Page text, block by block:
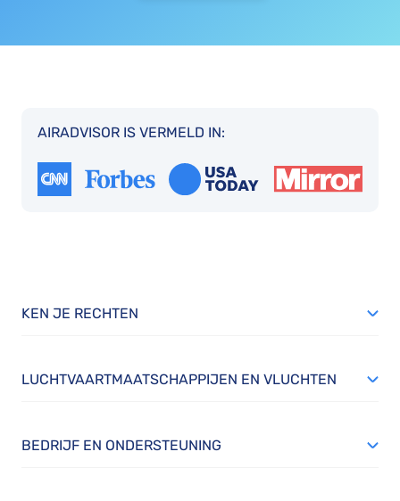
AIRADVISOR IS VERMELD IN:
KEN JE RECHTEN
LUCHTVAARTMAATSCHAPPIJEN EN VLUCHTEN
BEDRIJF EN ONDERSTEUNING